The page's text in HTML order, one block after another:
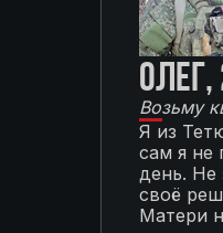
Олег,
Возьму
Я из
сам я не
день. Не
своё
Матери